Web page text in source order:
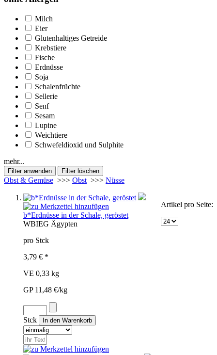
Milch
Eier
Glutenhaltiges Getreide
Krebstiere
Fische
Erdnüsse
Soja
Schalenfrüchte
Sellerie
Senf
Sesam
Lupine
Weichtiere
Schwefeldioxid und Sulphite
mehr...
Obst & Gemüse >>> Obst >>> Nüsse
Artikel pro Seite:
b*Erdnüsse in der Schale, geröstet
WBIEG Ägypten
pro Stck
3,79 € *
VE 0,33 kg
GP 11,48 €/kg
Stck